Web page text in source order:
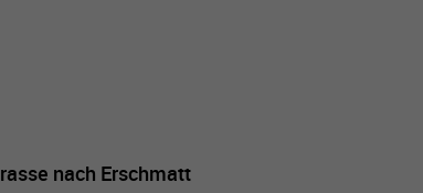
nach Erschmatt